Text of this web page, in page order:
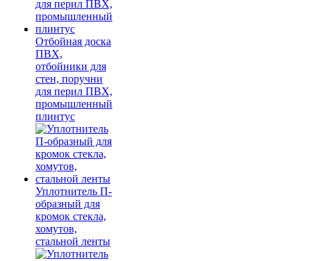
Отбойная доска
ПВХ,
отбойники для
стен, поручни
для перил ПВХ,
промышленный
плинтус
Уплотнитель П-
образный для
кромок стекла,
хомутов,
стальной ленты